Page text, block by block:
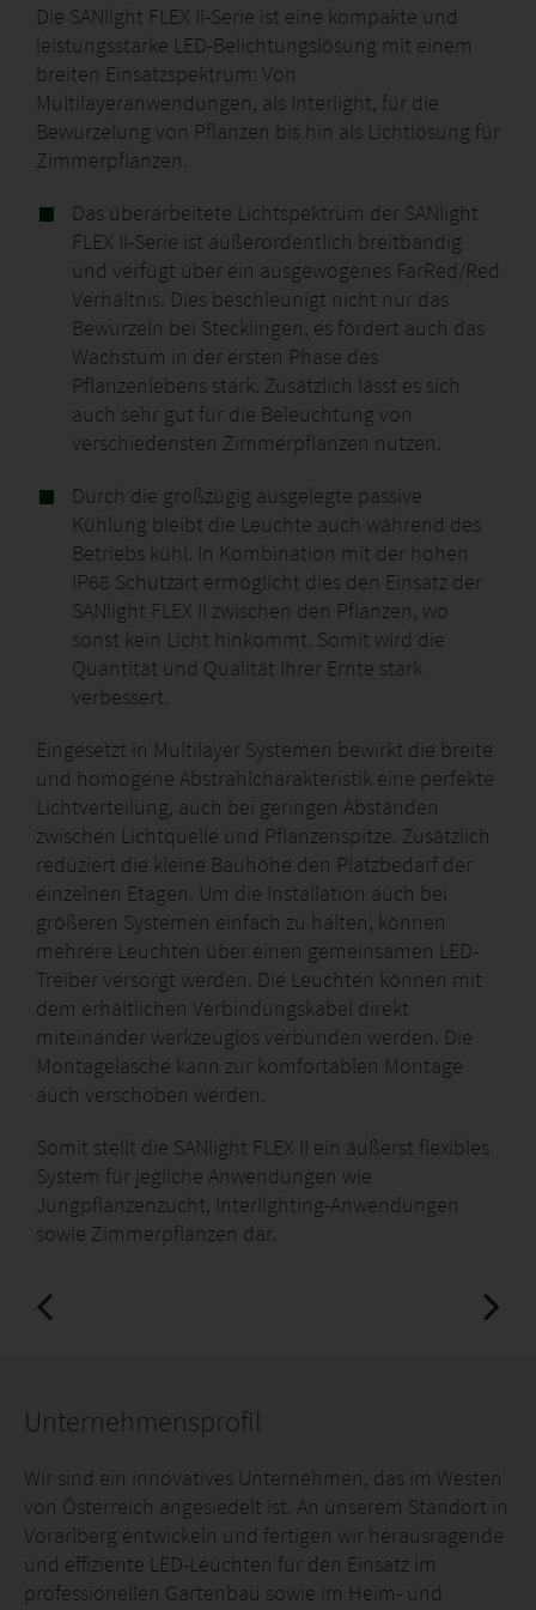
Die SANlight FLEX II-Serie ist eine kompakte und
leistungsstarke LED-Belichtungslösung mit einem
breiten Einsatzspektrum: Von
Multilayeranwendungen, als Interlight, für die
Bewurzelung von Pflanzen bis hin als Lichtlösung für
Zimmerpflanzen.
Das überarbeitete Lichtspektrum der SANlight
FLEX II-Serie ist außerordentlich breitbandig
und verfügt über ein ausgewogenes FarRed/Red
Verhältnis. Dies beschleunigt nicht nur das
Bewurzeln bei Stecklingen, es fördert auch das
Wachstum in der ersten Phase des
Pflanzenlebens stark. Zusätzlich lässt es sich
auch sehr gut für die Beleuchtung von
verschiedensten Zimmerpflanzen nutzen.
Durch die großzügig ausgelegte passive
Kühlung bleibt die Leuchte auch während des
Betriebs kühl. In Kombination mit der hohen
IP68 Schutzart ermöglicht dies den Einsatz der
SANlight FLEX II zwischen den Pflanzen, wo
sonst kein Licht hinkommt. Somit wird die
Quantität und Qualität Ihrer Ernte stark
verbessert.
Eingesetzt in Multilayer Systemen bewirkt die breite
und homogene Abstrahlcharakteristik eine perfekte
Lichtverteilung, auch bei geringen Abständen
zwischen Lichtquelle und Pflanzenspitze. Zusätzlich
reduziert die kleine Bauhöhe den Platzbedarf der
einzelnen Etagen. Um die Installation auch bei
größeren Systemen einfach zu halten, können
mehrere Leuchten über einen gemeinsamen LED-
Treiber versorgt werden. Die Leuchten können mit
dem erhältlichen Verbindungskabel direkt
miteinander werkzeuglos verbunden werden. Die
Montagelasche kann zur komfortablen Montage
auch verschoben werden.
Somit stellt die SANlight FLEX II ein äußerst flexibles
System für jegliche Anwendungen wie
Jungpflanzenzucht, Interlighting-Anwendungen
sowie Zimmerpflanzen dar.
Unternehmensprofil
Wir sind ein innovatives Unternehmen, das im Westen
von Österreich angesiedelt ist. An unserem Standort in
Vorarlberg entwickeln und fertigen wir herausragende
und effiziente LED-Leuchten für den Einsatz im
professionellen Gartenbau sowie im Heim- und